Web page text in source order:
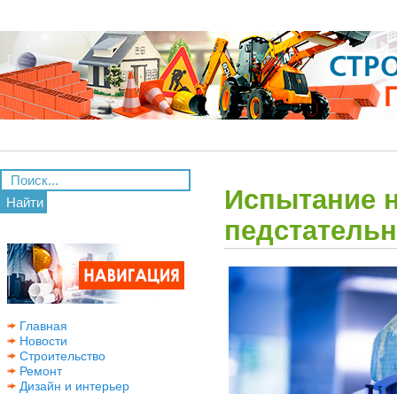
Найти
Главная
Новости
Строительство
Ремонт
Дизайн и интерьер
Испытание